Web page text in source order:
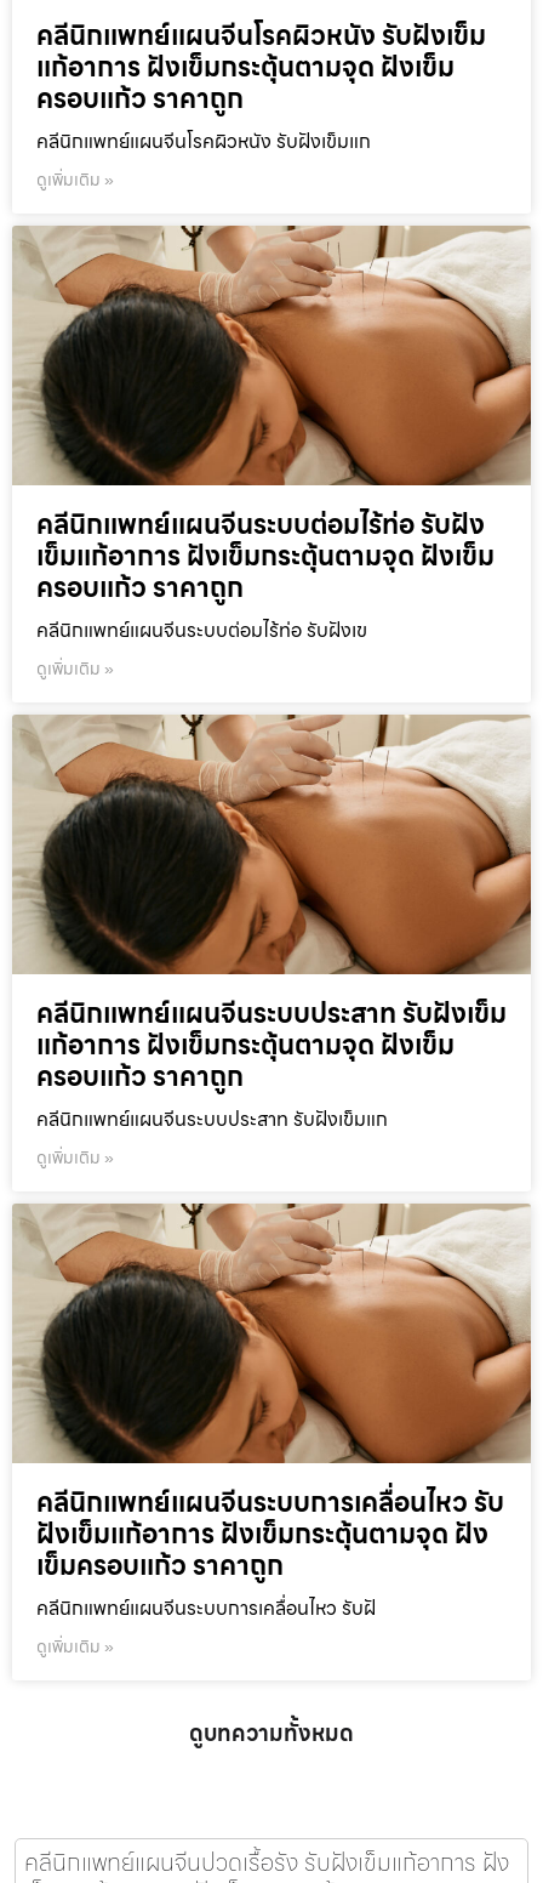
คลีนิกแพทย์แผนจีนโรคผิวหนัง รับฝังเข็ม
แก้อาการ ฝังเข็มกระตุ้นตามจุด ฝังเข็ม
ครอบแก้ว ราคาถูก
คลีนิกแพทย์แผนจีนโรคผิวหนัง รับฝังเข็มแก
ดูเพิ่มเติม »
คลีนิกแพทย์แผนจีนระบบต่อมไร้ท่อ รับฝัง
เข็มแก้อาการ ฝังเข็มกระตุ้นตามจุด ฝังเข็ม
ครอบแก้ว ราคาถูก
คลีนิกแพทย์แผนจีนระบบต่อมไร้ท่อ รับฝังเข
ดูเพิ่มเติม »
คลีนิกแพทย์แผนจีนระบบประสาท รับฝังเข็ม
แก้อาการ ฝังเข็มกระตุ้นตามจุด ฝังเข็ม
ครอบแก้ว ราคาถูก
คลีนิกแพทย์แผนจีนระบบประสาท รับฝังเข็มแก
ดูเพิ่มเติม »
คลีนิกแพทย์แผนจีนระบบการเคลื่อนไหว รับ
ฝังเข็มแก้อาการ ฝังเข็มกระตุ้นตามจุด ฝัง
เข็มครอบแก้ว ราคาถูก
คลีนิกแพทย์แผนจีนระบบการเคลื่อนไหว รับฝั
ดูเพิ่มเติม »
ดูบทความทั้งหมด
คลีนิกแพทย์แผนจีนปวดเรื้อรัง รับฝังเข็มแก้อาการ ฝัง